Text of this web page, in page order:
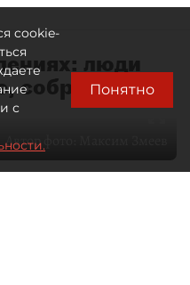
люди
собранное
Автор фото:
cookie-
с
Понятно